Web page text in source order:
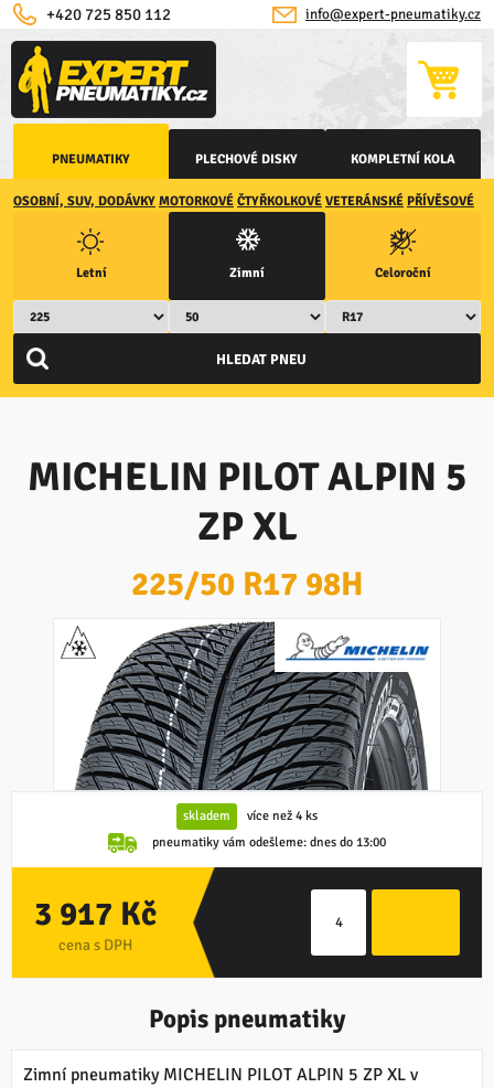
PNEUMATIKY PLECHOVÉ DISKY KOMPLETNÍ KOLA
info@expert-pneumatiky.cz
+420 725 850 112
OSOBNÍ, SUV, DODÁVKY MOTORKOVÉ ČTYŘKOLKOVÉ VETERÁNSKÉ PŘÍVĚSOVÉ
Letní Zimní Celoroční
MICHELIN PILOT ALPIN 5
ZP XL
225/50 R17 98H
skladem
více než 4 ks
pneumatiky vám odešleme: dnes do 13:00
3 917 Kč
cena s DPH
Popis pneumatiky
Zimní pneumatiky MICHELIN PILOT ALPIN 5 ZP XL v